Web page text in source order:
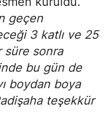
geçen
3 katlı ve 25
süre sonra
bu gün de
boydan boya
teşekkür